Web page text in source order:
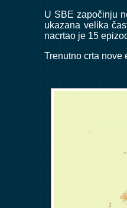
U SBE započinju
ukazana velika
nacrtao je 15
Trenutno crta nove